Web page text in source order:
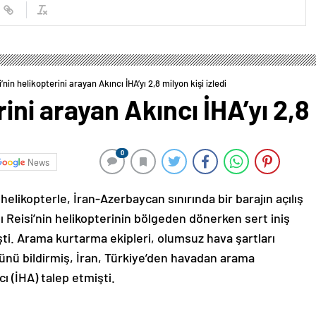
helikopterini arayan Akıncı İHA’yı 2,8 milyon kişi izledi
arayan Akıncı İHA’yı
News
0
İran-Azerbaycan sınırında bir barajın açılış
Reisi’nin helikopterinin bölgeden dönerken sert iniş
Arama kurtarma ekipleri, olumsuz hava şartları
bildirmiş, İran, Türkiye’den havadan arama
(İHA) talep etmişti.